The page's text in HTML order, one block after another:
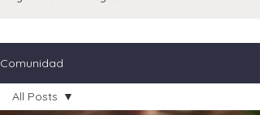
Comunidad
All Posts